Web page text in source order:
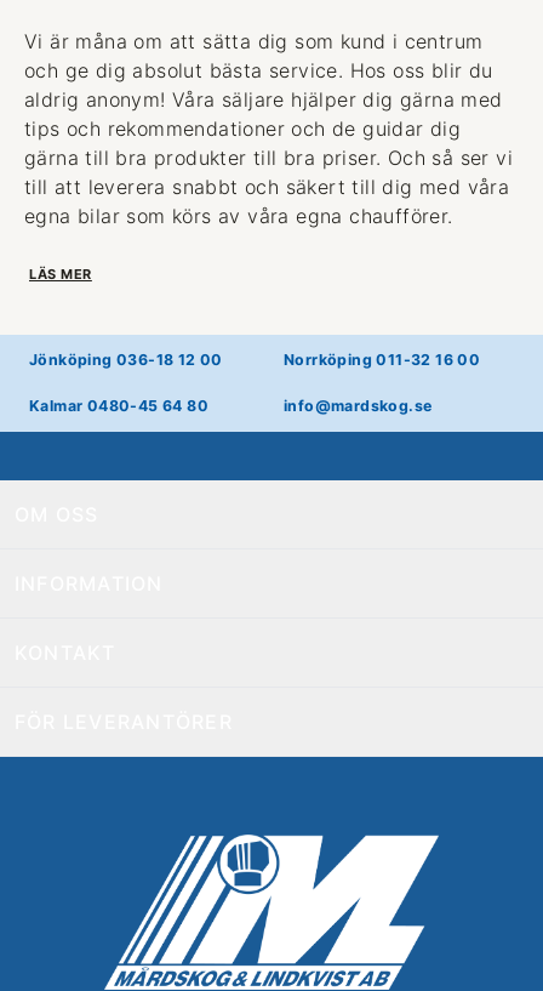
Vi är måna om att sätta dig som kund i centrum
och ge dig absolut bästa service. Hos oss blir du
aldrig anonym! Våra säljare hjälper dig gärna med
tips och rekommendationer och de guidar dig
gärna till bra produkter till bra priser. Och så ser vi
till att leverera snabbt och säkert till dig med våra
egna bilar som körs av våra egna chaufförer.
LÄS MER
Jönköping 036-18 12 00 Norrköping 011-32 16 00
Kalmar 0480-45 64 80 info@mardskog.se